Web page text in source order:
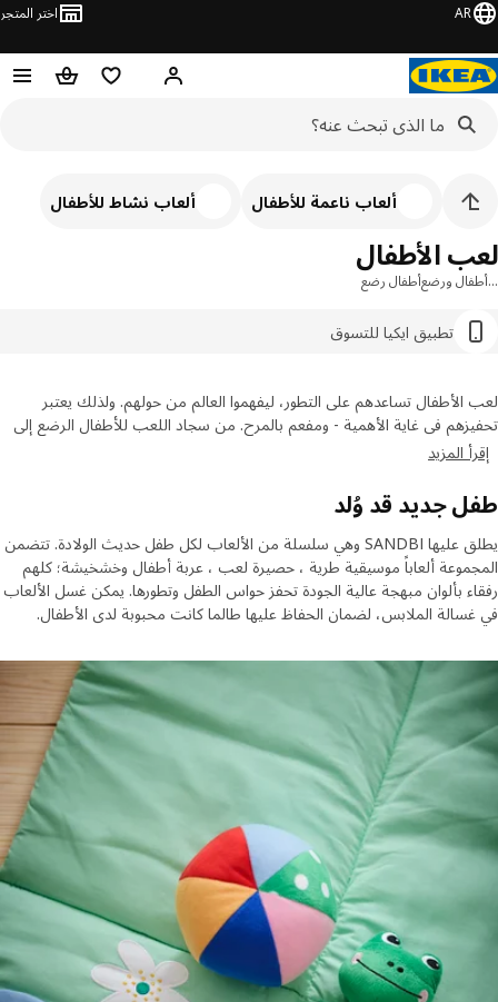
AR اختر المتجر
مرحباً! تسجيل الدخول
قائمه التسوقعربة التسوق
ورضعأطفال رضع
تطبيق ايكيا للتسوق
الأطفال
ألعاب ناعمة للأطفال ألعاب نشاط للأطفال
تساعدهم على التطور، ليفهموا العالم من حولهم. ولذلك يعتبر
في غاية الأهمية - ومفعم بالمرح. من سجاد اللعب للأطفال الرضع إلى
الحمام وغيرها - تشكيلتنا تستخدم الصوت، والملمس والألوان المميزة لنشر
والمرح وتحفيز النمو بدون كيماويات ضارة.
المزيد
جديد قد وُلد
يطلق عليها SANDBI وهي سلسلة من الألعاب لكل طفل حديث الولادة. تتضمن
ألعاباً موسيقية طرية ، حصيرة لعب ، عربة أطفال وخشخيشة؛ كلهم
بألوان مبهجة عالية الجودة تحفز حواس الطفل وتطورها. يمكن غسل الألعاب
الملابس، لضمان الحفاظ عليها طالما كانت محبوبة لدى الأطفال.